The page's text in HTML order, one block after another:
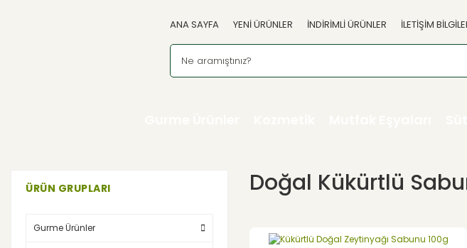
ANA SAYFA YENİ ÜRÜNLER İNDİRİMLİ ÜRÜNLER İLETİŞİM
ÜRÜN GRUPLARI
Gurme Ürünler
Doğal Kükürtlü